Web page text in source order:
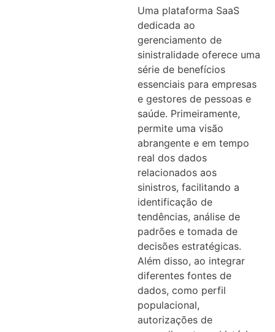
Uma plataforma SaaS
dedicada ao
gerenciamento de
sinistralidade oferece uma
série de benefícios
essenciais para empresas
e gestores de pessoas e
saúde. Primeiramente,
permite uma visão
abrangente e em tempo
real dos dados
relacionados aos
sinistros, facilitando a
identificação de
tendências, análise de
padrões e tomada de
decisões estratégicas.
Além disso, ao integrar
diferentes fontes de
dados, como perfil
populacional,
autorizações de